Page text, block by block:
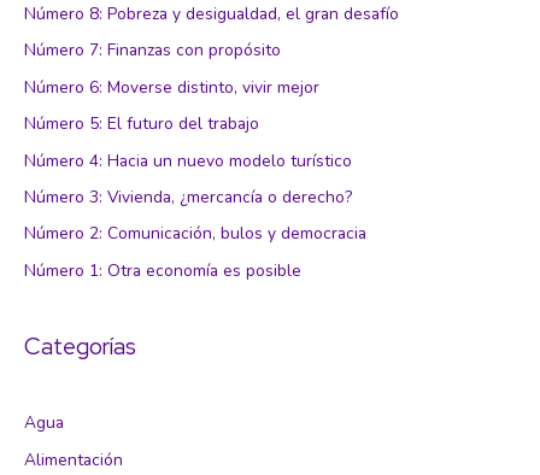
Número 8: Pobreza y desigualdad, el gran desafío
Número 7: Finanzas con propósito
Número 6: Moverse distinto, vivir mejor
Número 5: El futuro del trabajo
Número 4: Hacia un nuevo modelo turístico
Número 3: Vivienda, ¿mercancía o derecho?
Número 2: Comunicación, bulos y democracia
Número 1: Otra economía es posible
Categorías
Agua
Alimentación